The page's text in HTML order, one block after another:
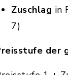
Zuschlag in
7)
der